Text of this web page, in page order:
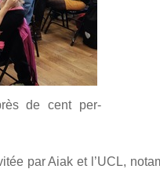
de cent per­
par Aiak et l’UCL,